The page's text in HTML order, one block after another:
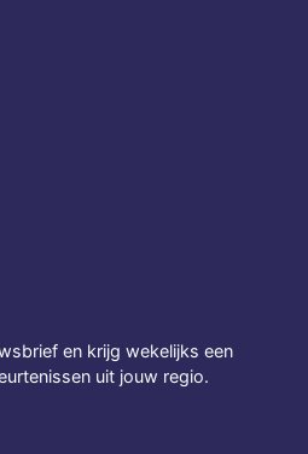
en krijg wekelijks een
uit jouw regio.